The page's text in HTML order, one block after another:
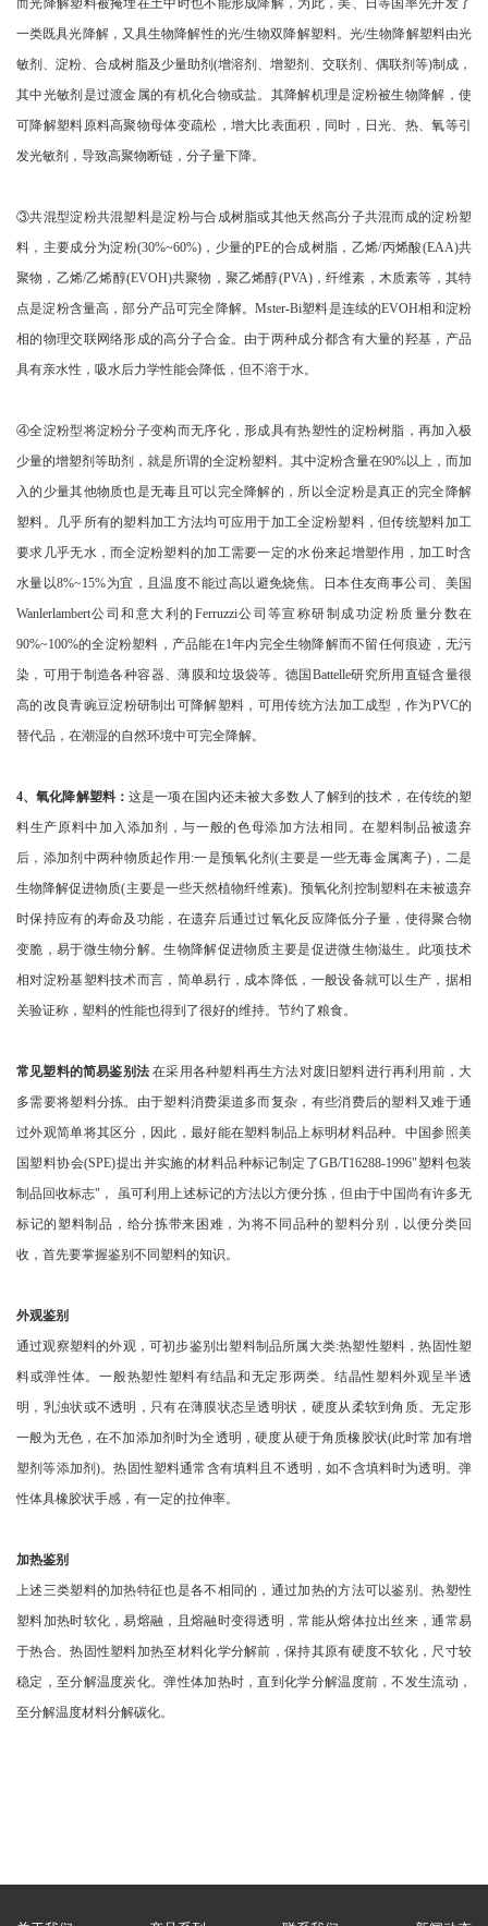
而光降解塑料被掩埋在土中时也不能形成降解，为此，美、日等国率先开发了
一类既具光降解，又具生物降解性的光/生物双降解塑料。光/生物降解塑料由光
敏剂、淀粉、合成树脂及少量助剂(增溶剂、增塑剂、交联剂、偶联剂等)制成，
其中光敏剂是过渡金属的有机化合物或盐。其降解机理是淀粉被生物降解，使
可降解塑料原料高聚物母体变疏松，增大比表面积，同时，日光、热、氧等引
发光敏剂，导致高聚物断链，分子量下降。
③共混型淀粉共混塑料是淀粉与合成树脂或其他天然高分子共混而成的淀粉塑
料，主要成分为淀粉(30%~60%)，少量的PE的合成树脂，乙烯/丙烯酸(EAA)共
聚物，乙烯/乙烯醇(EVOH)共聚物，聚乙烯醇(PVA)，纤维素，木质素等，其特
点是淀粉含量高，部分产品可完全降解。Mster-Bi塑料是连续的EVOH相和淀粉
相的物理交联网络形成的高分子合金。由于两种成分都含有大量的羟基，产品
具有亲水性，吸水后力学性能会降低，但不溶于水。
④全淀粉型将淀粉分子变构而无序化，形成具有热塑性的淀粉树脂，再加入极
少量的增塑剂等助剂，就是所谓的全淀粉塑料。其中淀粉含量在90%以上，而加
入的少量其他物质也是无毒且可以完全降解的，所以全淀粉是真正的完全降解
塑料。几乎所有的塑料加工方法均可应用于加工全淀粉塑料，但传统塑料加工
要求几乎无水，而全淀粉塑料的加工需要一定的水份来起增塑作用，加工时含
水量以8%~15%为宜，且温度不能过高以避免烧焦。日本住友商事公司、美国
Wanlerlambert公司和意大利的Ferruzzi公司等宣称研制成功淀粉质量分数在
90%~100%的全淀粉塑料，产品能在1年内完全生物降解而不留任何痕迹，无污
染，可用于制造各种容器、薄膜和垃圾袋等。德国Battelle研究所用直链含量很
高的改良青豌豆淀粉研制出可降解塑料，可用传统方法加工成型，作为PVC的
替代品，在潮湿的自然环境中可完全降解。
4、氧化降解塑料：这是一项在国内还未被大多数人了解到的技术，在传统的塑
料生产原料中加入添加剂，与一般的色母添加方法相同。在塑料制品被遗弃
后，添加剂中两种物质起作用:一是预氧化剂(主要是一些无毒金属离子)，二是
生物降解促进物质(主要是一些天然植物纤维素)。预氧化剂控制塑料在未被遗弃
时保持应有的寿命及功能，在遗弃后通过过氧化反应降低分子量，使得聚合物
变脆，易于微生物分解。生物降解促进物质主要是促进微生物滋生。此项技术
相对淀粉基塑料技术而言，简单易行，成本降低，一般设备就可以生产，据相
关验证称，塑料的性能也得到了很好的维持。节约了粮食。
常见塑料的简易鉴别法 在采用各种塑料再生方法对废旧塑料进行再利用前，大
多需要将塑料分拣。由于塑料消费渠道多而复杂，有些消费后的塑料又难于通
过外观简单将其区分，因此，最好能在塑料制品上标明材料品种。中国参照美
国塑料协会(SPE)提出并实施的材料品种标记制定了GB/T16288-1996"塑料包装
制品回收标志"， 虽可利用上述标记的方法以方便分拣，但由于中国尚有许多无
标记的塑料制品，给分拣带来困难，为将不同品种的塑料分别，以便分类回
收，首先要掌握鉴别不同塑料的知识。
外观鉴别
通过观察塑料的外观，可初步鉴别出塑料制品所属大类:热塑性塑料，热固性塑
料或弹性体。一般热塑性塑料有结晶和无定形两类。结晶性塑料外观呈半透
明，乳浊状或不透明，只有在薄膜状态呈透明状，硬度从柔软到角质。无定形
一般为无色，在不加添加剂时为全透明，硬度从硬于角质橡胶状(此时常加有增
塑剂等添加剂)。热固性塑料通常含有填料且不透明，如不含填料时为透明。弹
性体具橡胶状手感，有一定的拉伸率。
加热鉴别
上述三类塑料的加热特征也是各不相同的，通过加热的方法可以鉴别。热塑性
塑料加热时软化，易熔融，且熔融时变得透明，常能从熔体拉出丝来，通常易
于热合。热固性塑料加热至材料化学分解前，保持其原有硬度不软化，尺寸较
稳定，至分解温度炭化。弹性体加热时，直到化学分解温度前，不发生流动，
至分解温度材料分解碳化。